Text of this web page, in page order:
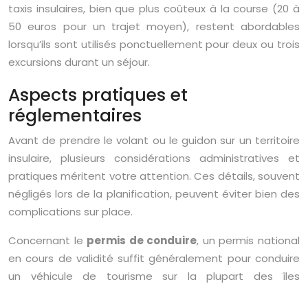
taxis insulaires, bien que plus coûteux à la course (20 à
50 euros pour un trajet moyen), restent abordables
lorsqu’ils sont utilisés ponctuellement pour deux ou trois
excursions durant un séjour.
Aspects pratiques et
réglementaires
Avant de prendre le volant ou le guidon sur un territoire
insulaire, plusieurs considérations administratives et
pratiques méritent votre attention. Ces détails, souvent
négligés lors de la planification, peuvent éviter bien des
complications sur place.
Concernant le permis de conduire, un permis national
en cours de validité suffit généralement pour conduire
un véhicule de tourisme sur la plupart des îles